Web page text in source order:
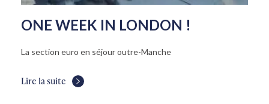
ONE WEEK IN LONDON !
La section euro en séjour outre-Manche
Lire la suite